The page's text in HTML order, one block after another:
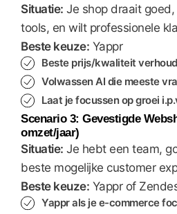
Situatie: Je shop draait
tools, en wilt professionele
Beste keuze: Yappr
Beste prijs/kwaliteit
Volwassen AI die meeste
Laat je focussen op groei
Scenario 3: Gevestigde
omzet/jaar)
Situatie: Je hebt een team,
beste mogelijke customer
Beste keuze: Yappr of
Yappr als je e-commerce